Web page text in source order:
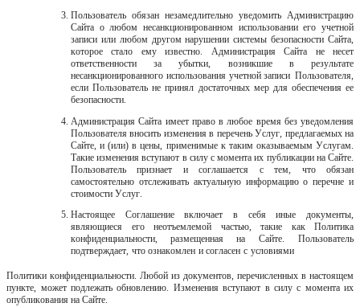
Пользователь обязан незамедлительно уведомить Администрацию
Сайта о любом несанкционированном использовании его учетной
записи или любом другом нарушении системы безопасности Сайта,
которое стало ему известно. Администрация Сайта не несет
ответственности за убытки, возникшие в результате
несанкционированного использования учетной записи Пользователя,
если Пользователь не принял достаточных мер для обеспечения ее
безопасности.
Администрация Сайта имеет право в любое время без уведомления
Пользователя вносить изменения в перечень Услуг, предлагаемых на
Сайте, и (или) в цены, применимые к таким оказываемым Услугам.
Такие изменения вступают в силу с момента их публикации на Сайте.
Пользователь признает и соглашается с тем, что обязан
самостоятельно отслеживать актуальную информацию о перечне и
стоимости Услуг.
Настоящее Соглашение включает в себя иные документы,
являющиеся его неотъемлемой частью, такие как Политика
конфиденциальности, размещенная на
Сайте.
Пользователь
подтверждает, что ознакомлен и согласен с условиями
Политики конфиденциальности. Любой из документов, перечисленных в настоящем
пункте, может подлежать обновлению. Изменения вступают в силу с момента их
опубликования на Сайте.